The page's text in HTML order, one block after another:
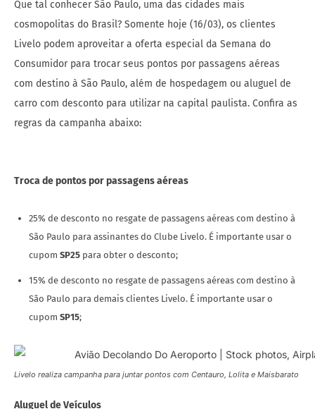
Que tal conhecer São Paulo, uma das cidades mais
cosmopolitas do Brasil? Somente hoje (16/03), os clientes
Livelo podem aproveitar a oferta especial da Semana do
Consumidor para trocar seus pontos por passagens aéreas
com destino à São Paulo, além de hospedagem ou aluguel de
carro com desconto para utilizar na capital paulista. Confira as
regras da campanha abaixo:
Troca de pontos por passagens aéreas
25% de desconto no resgate de passagens aéreas com destino à
São Paulo para assinantes do Clube Livelo. É importante usar o
cupom SP25 para obter o desconto;
15% de desconto no resgate de passagens aéreas com destino à
São Paulo para demais clientes Livelo. É importante usar o
cupom SP15;
Livelo realiza campanha para juntar pontos com Centauro, Lolita e Maisbarato
Aluguel de Veículos